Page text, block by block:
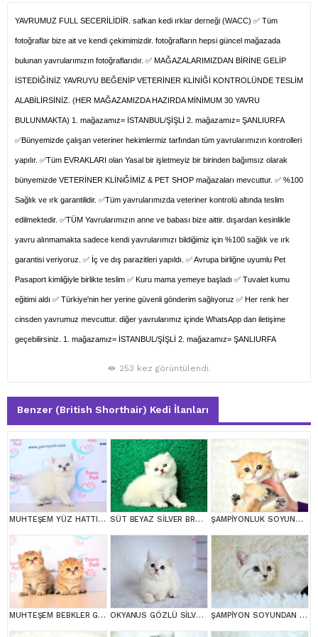
YAVRUMUZ FULL SECERİLİDİR. safkan kedi ırklar derneği (WACC) ✅ Tüm
fotoğraflar bize ait ve kendi çekimimizdir. fotoğrafların hepsi güncel mağazada
bulunan yavrularımızın fotoğraflarıdır. ✅ MAĞAZALARIMIZDAN BİRİNE GELİP
İSTEDİĞİNİZ YAVRUYU BEĞENİP VETERİNER KLİNİĞİ KONTROLÜNDE TESLİM
ALABİLİRSİNİZ. (HER MAĞAZAMIZDA HAZIRDA MİNİMUM 30 YAVRU
BULUNMAKTA) 1. mağazamız= İSTANBUL/ŞİŞLİ 2. mağazamız= ŞANLIURFA
✅Bünyemizde çalışan veteriner hekimlermiz tarfından tüm yavrularımızın kontrolleri
yapılır. ✅Tüm EVRAKLARI olan Yasal bir işletmeyiz bir birinden bağımsız olarak
bünyemizde VETERİNER KLİNiĞİMİZ & PET SHOP mağazaları mevcuttur. ✅ %100
Sağlık ve ırk garantilidir. ✅Tüm yavrularımızda veteriner kontrolü altında teslim
edilmektedir. ✅TÜM Yavrularımızın anne ve babası bize aittir. dışardan kesinlikle
yavru alınmamakta sadece kendi yavrularımızı bildiğimiz için %100 sağlık ve ırk
garantisi veriyoruz. ✅ İç ve dış parazitleri yapıldı. ✅ Avrupa birliğne uyumlu Pet
Pasaport kimliğiyle birlikte teslim ✅ Kuru mama yemeye başladı ✅ Tuvalet kumu
eğitimi aldı ✅ Türkiye'nin her yerine güvenli gönderim sağlıyoruz ✅ Her renk her
cinsden yavrumuz mevcuttur. diğer yavrularımız içinde WhatsApp dan iletişime
geçebilirsiniz. 1. mağazamız= İSTANBUL/ŞİŞLİ 2. mağazamız= ŞANLIURFA
253 kez görüntülendi.
Benzer (British Shorthair) Kedi İlanları
MUHTEŞEM YÜZ HATTI SİLVER BRİTİSH SHORTHAİRNS1133 SÜT BEYAZ SİLVER BRTİSH SHORTHAİR NS1133 ŞAMPİYONLUK SOYUNDAN NY11 GOLDEN BRİTİSH SHORTHAİR
MUHTEŞEM BEBKLER GOLDEN BRİTİSH SHORTHAİR OKYANUS GÖZLÜ SİLVER POİNT BRİTİSH SHORTHAİR YAVRUMUZ ŞAMPİYON SOYUNDAN LYNX BRİTİSH SHORTHAİR